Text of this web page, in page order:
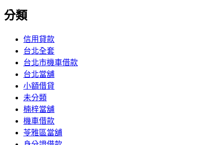
分類
信用貸款
台北全套
台北市機車借款
台北當舖
小額借貸
未分類
楠梓當舖
機車借款
苓雅區當舖